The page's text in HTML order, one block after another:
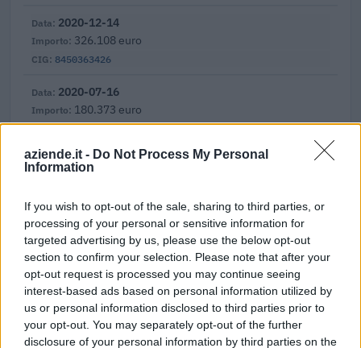
aziende.it - Do Not Process My Personal
Information
If you wish to opt-out of the sale, sharing to third parties, or
processing of your personal or sensitive information for
targeted advertising by us, please use the below opt-out
section to confirm your selection. Please note that after your
opt-out request is processed you may continue seeing
interest-based ads based on personal information utilized by
us or personal information disclosed to third parties prior to
your opt-out. You may separately opt-out of the further
disclosure of your personal information by third parties on the
8450363426
2020-12-14
326.108 euro
8343041F38
2020-07-16
180.373 euro
2020-04-01
81541601B4
2020-01-20
107.583 euro
807818377E
2019-11-13
56.661 euro